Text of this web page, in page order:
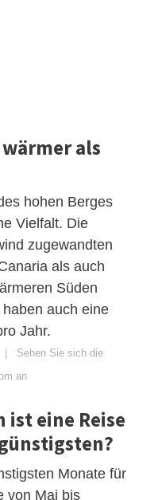
als
hohen Berges
Vielfalt. Die
zugewandten
als auch
Süden
auch eine
Jahr.
| Sehen Sie sich die
an
ist eine Reise
Monate für
von Mai bis